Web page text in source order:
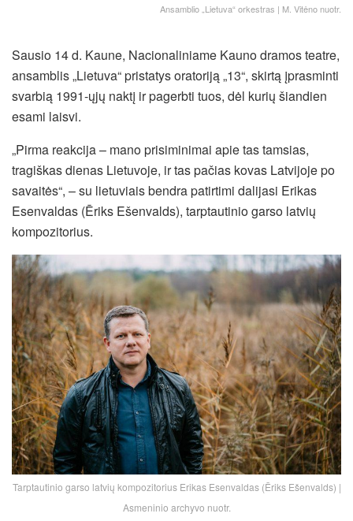
Ansamblio „Lietuva“ orkestras | M. Vitėno nuotr.
Sausio 14 d. Kaune, Nacionaliniame Kauno dramos teatre,
ansamblis „Lietuva“ pristatys oratoriją „13“, skirtą įprasminti
svarbią 1991-ųjų naktį ir pagerbti tuos, dėl kurių šiandien
esami laisvi.
„Pirma reakcija – mano prisiminimai apie tas tamsias,
tragiškas dienas Lietuvoje, ir tas pačias kovas Latvijoje po
savaitės“, – su lietuviais bendra patirtimi dalijasi Erikas
Esenvaldas (Ēriks Ešenvalds), tarptautinio garso latvių
kompozitorius.
Tarptautinio garso latvių kompozitorius Erikas Esenvaldas (Ēriks Ešenvalds) |
Asmeninio archyvo nuotr.